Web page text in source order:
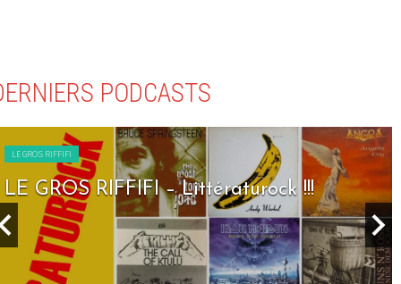
PODCASTS
LE GROS RIFFIFI
LE GROS RIFFIFI – Seven Days To Rock !!!